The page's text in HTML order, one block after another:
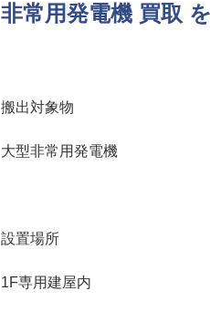
非常用発電機 買取
搬出対象物
大型非常用発電機
設置場所
1F専用建屋内